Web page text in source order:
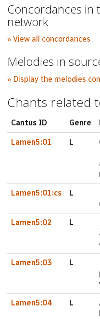
Concordances in
network
» View all concordances
Melodies in
» Display the melodies
Chants related
Cantus ID Genre
Lamen5:01 L
Lamen5:01:cs L
Lamen5:02 L
Lamen5:03 L
Lamen5:04 L